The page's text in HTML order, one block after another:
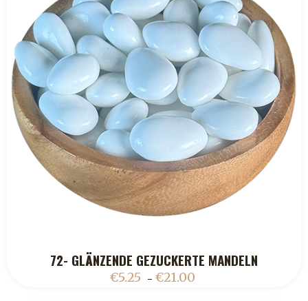
ADD TO CART
72- GLÄNZENDE GEZUCKERTE MANDELN
€5.25 – €21.00